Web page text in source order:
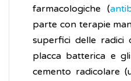
farmacologiche (
parte con terapie
superfici delle
placca batterica e
cemento radicolare